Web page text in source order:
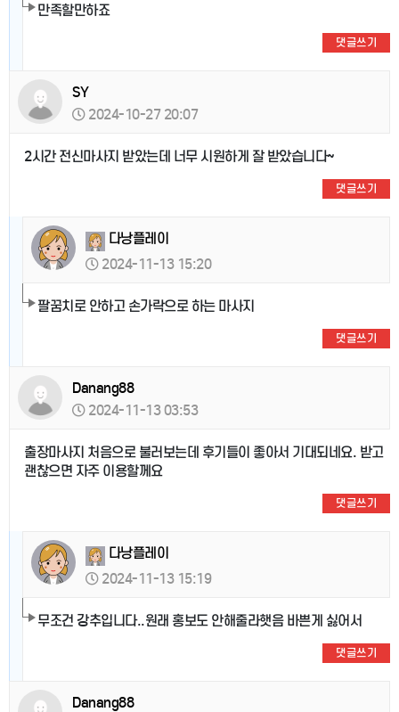
만족할만하죠
댓글쓰기
SY
2024-10-27 20:07
2시간 전신마사지 받았는데 너무 시원하게 잘 받았습니다~
댓글쓰기
다낭플레이
2024-11-13 15:20
팔꿈치로 안하고 손가락으로 하는 마사지
댓글쓰기
Danang88
2024-11-13 03:53
출장마사지 처음으로 불러보는데 후기들이 좋아서 기대되네요. 받고
괜찮으면 자주 이용할께요
댓글쓰기
다낭플레이
2024-11-13 15:19
무조건 강추입니다..원래 홍보도 안해줄라햇음 바쁜게 싫어서
댓글쓰기
Danang88